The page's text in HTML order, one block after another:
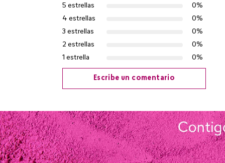
5 estrellas
0%
4 estrellas
0%
3 estrellas
0%
2 estrellas
0%
1 estrella
0%
Escribe un comentario
Agregar comentario
Título